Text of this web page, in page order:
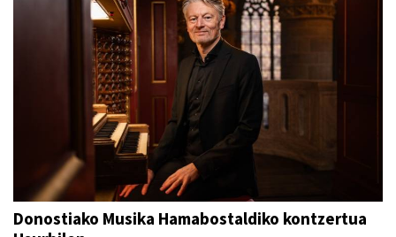
Donostiako Musika Hamabostaldiko kontzertua